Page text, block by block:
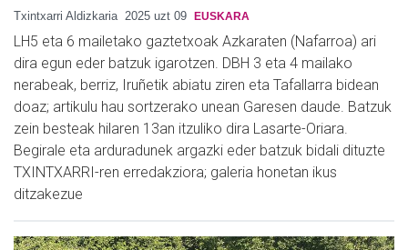
Txintxarri Aldizkaria 2025 uzt 09 EUSKARA
LH5 eta 6 mailetako gaztetxoak Azkaraten (Nafarroa) ari
dira egun eder batzuk igarotzen. DBH 3 eta 4 mailako
nerabeak, berriz, Iruñetik abiatu ziren eta Tafallarra bidean
doaz; artikulu hau sortzerako unean Garesen daude. Batzuk
zein besteak hilaren 13an itzuliko dira Lasarte-Oriara.
Begirale eta arduradunek argazki eder batzuk bidali dituzte
TXINTXARRI-ren erredakziora; galeria honetan ikus
ditzakezue